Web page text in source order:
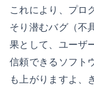
これにより、プロ
そり潜むバグ（不
果として、ユーザ
信頼できるソフト
も上がりますよ、